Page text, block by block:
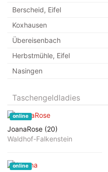
Berscheid, Eifel
Koxhausen
Übereisenbach
Herbstmühle, Eifel
Nasingen
Taschengeldladies
online
JoanaRose (20)
Waldhof-Falkenstein
online